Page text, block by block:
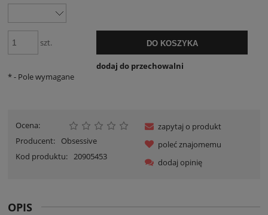
szt. DO KOSZYKA
dodaj do przechowalni
*- Pole wymagane
Ocena:
Producent:
Obsessive
Kod produktu: 20905453
zapytaj o produkt
poleć znajomemu
dodaj opinię
OPIS